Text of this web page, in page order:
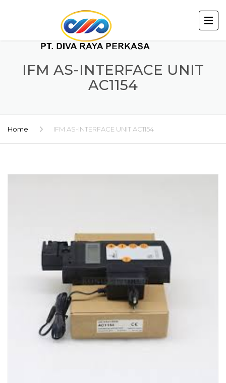
IFM AS-INTERFACE UNIT
AC1154
Home IFM AS-INTERFACE UNIT AC1154